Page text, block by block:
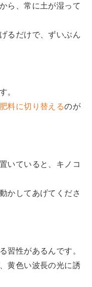
ら、常に土が湿って
るだけで、ずいぶん
。
料に切り替えるのが
いていると、キノコ
かしてあげてくださ
習性があるんです。
黄色い波長の光に誘